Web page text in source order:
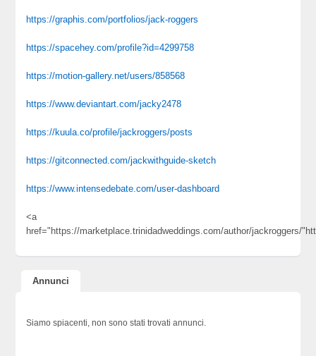
https://graphis.com/portfolios/jack-roggers
https://spacehey.com/profile?id=4299758
https://motion-gallery.net/users/858568
https://www.deviantart.com/jacky2478
https://kuula.co/profile/jackroggers/posts
https://gitconnected.com/jackwithguide-sketch
https://www.intensedebate.com/user-dashboard
<a
href="https://marketplace.trinidadweddings.com/author/jackroggers/
Annunci
Siamo spiacenti, non sono stati trovati annunci.